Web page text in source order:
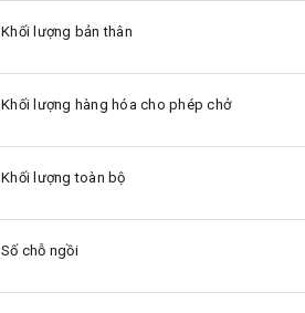
Khối lượng bản thân
Khối lượng hàng hóa cho phép chở
Khối lượng toàn bộ
Số chỗ ngồi